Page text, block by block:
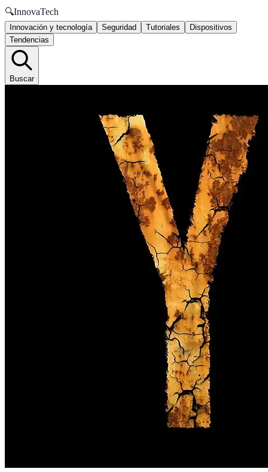
🔍InnovaTech
Innovación y tecnología Seguridad Tutoriales
Dispositivos
Tendencias
Buscar